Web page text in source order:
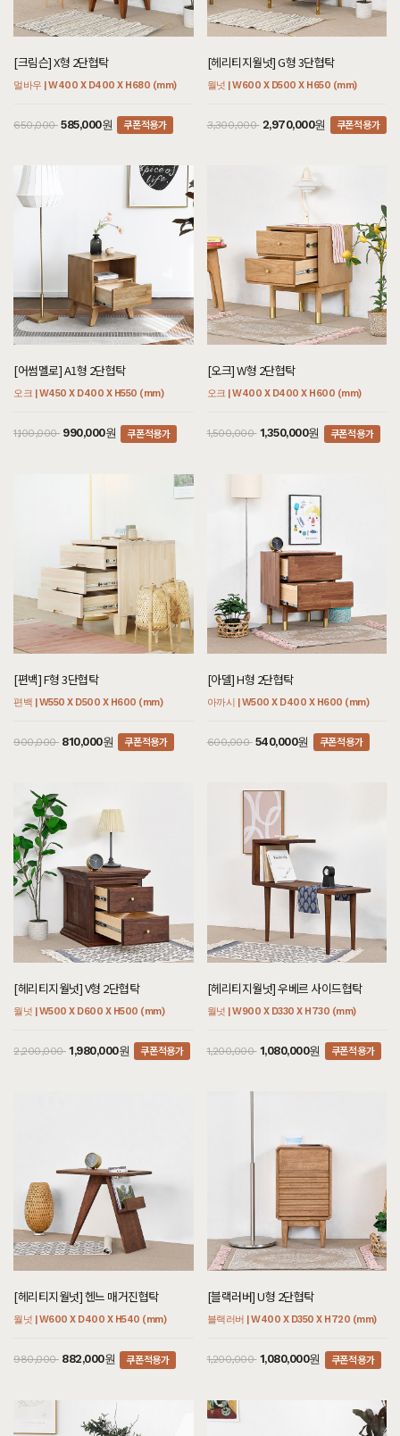
[크림슨] X형 2단협탁
멀바우 | W400 X D400 X H680 (mm)
650,000 585,000원 쿠폰적용가
[헤리티지월넛] G형 3단협탁
월넛 | W600 X D500 X H650 (mm)
3,300,000 2,970,000원 쿠폰적용가
[어썸멜로] A1형 2단협탁
오크 | W450 X D400 X H550 (mm)
1,100,000 990,000원 쿠폰적용가
[오크] W형 2단협탁
오크 | W400 X D400 X H600 (mm)
1,500,000 1,350,000원 쿠폰적용가
[편백] F형 3단협탁
편백 | W550 X D500 X H600 (mm)
900,000 810,000원 쿠폰적용가
[아델] H형 2단협탁
아까시 | W500 X D400 X H600 (mm)
600,000 540,000원 쿠폰적용가
[헤리티지월넛] V형 2단협탁
월넛 | W500 X D600 X H500 (mm)
2,200,000 1,980,000원 쿠폰적용가
[헤리티지월넛] 우베르 사이드협탁
월넛 | W900 X D330 X H730 (mm)
1,200,000 1,080,000원 쿠폰적용가
[헤리티지월넛] 헨느 매거진협탁
월넛 | W600 X D400 X H540 (mm)
980,000 882,000원 쿠폰적용가
[블랙러버] U형 2단협탁
블랙러버 | W400 X D350 X H720 (mm)
1,200,000 1,080,000원 쿠폰적용가